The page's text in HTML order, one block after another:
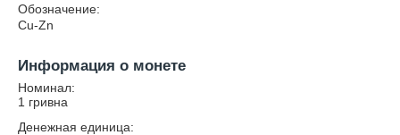
Обозначение:
Cu-Zn
Информация о монете
Номинал:
1 гривна
Денежная единица: